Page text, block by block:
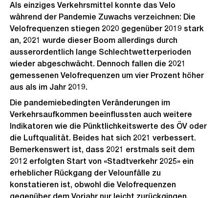
Als einziges Verkehrsmittel konnte das Velo
während der Pandemie Zuwachs verzeichnen: Die
Velofrequenzen stiegen 2020 gegenüber 2019 stark
an, 2021 wurde dieser Boom allerdings durch
ausserordentlich lange Schlechtwetterperioden
wieder abgeschwächt. Dennoch fallen die 2021
gemessenen Velofrequenzen um vier Prozent höher
aus als im Jahr 2019.
Die pandemiebedingten Veränderungen im
Verkehrsaufkommen beeinflussten auch weitere
Indikatoren wie die Pünktlichkeitswerte des ÖV oder
die Luftqualität. Beides hat sich 2021 verbessert.
Bemerkenswert ist, dass 2021 erstmals seit dem
2012 erfolgten Start von «Stadtverkehr 2025» ein
erheblicher Rückgang der Velounfälle zu
konstatieren ist, obwohl die Velofrequenzen